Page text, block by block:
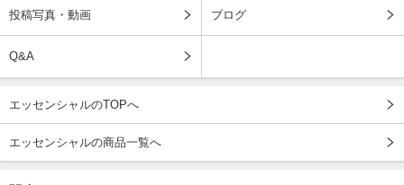
投稿写真・動画 ブログ
Q&A
エッセンシャルのTOPへ
エッセンシャルの商品一覧へ